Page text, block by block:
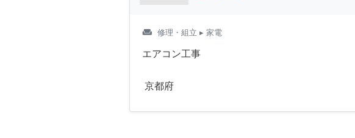
weekend 修理・組立 ▸ 家電
エアコン工事
京都府